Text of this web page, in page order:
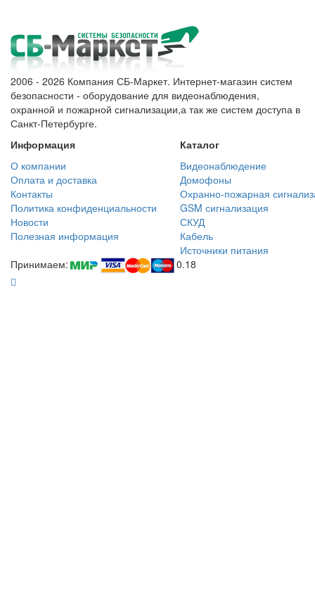
2006 - 2026 Компания СБ-Маркет. Интернет-магазин систем
безопасности - оборудование для видеонаблюдения,
охранной и пожарной сигнализации,а так же систем доступа в
Санкт-Петербурге.
Информация
Каталог
О компании
Видеонаблюдение
Оплата и доставка
Домофоны
Контакты
Охранно-пожарная
Политика конфиденциальности
GSM сигнализация
Новости
СКУД
Полезная информация
Кабель
Источники питания
Принимаем:
0.18